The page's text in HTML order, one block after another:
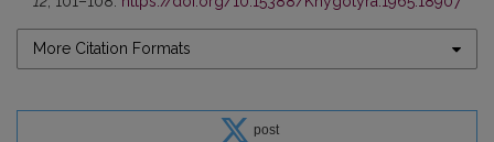
More Citation Formats
post